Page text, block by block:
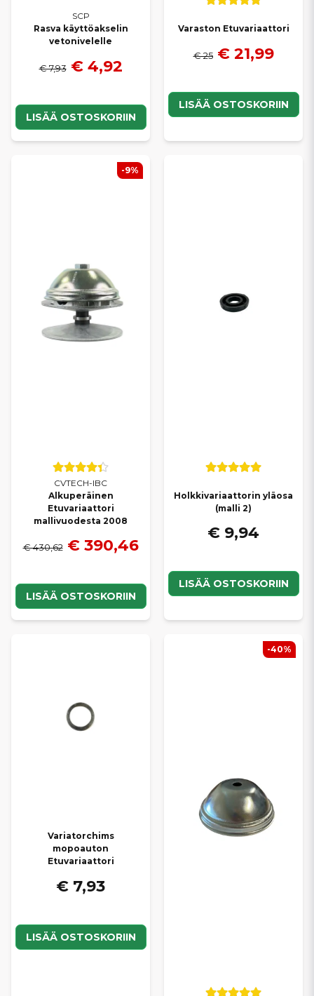
SCP
Rasva käyttöakselin
vetonivelelle
€ 7,93 € 4,92
LISÄÄ OSTOSKORIIN
Varaston Etuvariaattori
€ 25 € 21,99
LISÄÄ OSTOSKORIIN
CVTECH-IBC
Alkuperäinen
Etuvariaattori
mallivuodesta 2008
€ 430,62 € 390,46
LISÄÄ OSTOSKORIIN
-9%
Holkkivariaattorin yläosa
(malli 2)
€ 9,94
LISÄÄ OSTOSKORIIN
Variatorchims
mopoauton
Etuvariaattori
€ 7,93
LISÄÄ OSTOSKORIIN
-40%